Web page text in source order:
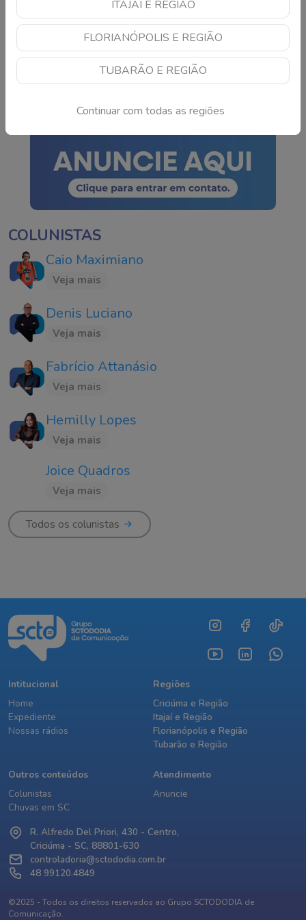
ITAJAÍ E REGIÃO
FLORIANÓPOLIS E REGIÃO
TUBARÃO E REGIÃO
Continuar com todas as regiões
Colisão frontal entre
carro e carreta deixa
idoso ferido em rodovia
de SC
Continue lendo
COLUNISTAS
Caio Maximiano
Veja mais
Denis Luciano
Veja mais
Fabrício Attanásio
Veja mais
Hemilly Lopes
Veja mais
Joice Quadros
Veja mais
Todos os colunistas
Intitucional
Home
Expediente
Nossas rádios
Regiões
Criciúma e Região
Itajaí e Região
Florianópolis e Região
Tubarão e Região
Outros conteúdos
Colunistas
Chuvas em SC
Atendimento
Anuncie
R. Alfredo Del Priori, 430 - Centro,
Criciúma - SC, 88801-630
controladoria@sctododia.com.br
48 99120.4849
©2025 - Todos os direitos reservados ao Grupo SCTODODIA de
Comunicação.